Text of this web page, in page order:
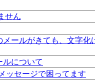
せん
ールがきても、文字化
ルについて
ッセージで困ってます